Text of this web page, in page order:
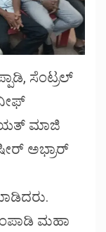
ಸೆಂಟ್ರಲ್
ಮಾಜಿ
ಅಭ್ರಾರ್
ಮಹಾ